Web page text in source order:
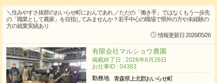
＼住みやすさ抜群のおいらせ町におんであれ ／ただの「働き手」ではなくもう一歩先
の「職業として農家」を目指してみませんか？若手中心の職場で県外の方や未経験の
方の就業実績あり
情報更新日 2026/05/26
有限会社マルショウ農園
掲載終了日 : 2026年8月26日
お仕事ID : 04383
勤務地
青森県上北郡おいらせ町